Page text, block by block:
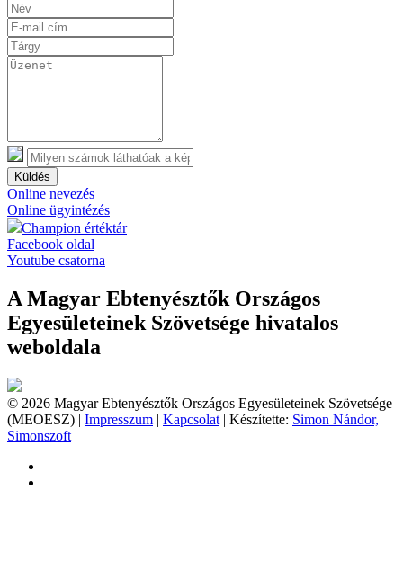
Küldés
Online nevezés
Online ügyintézés
Champion értéktár
Facebook oldal
Youtube csatorna
A Magyar Ebtenyésztők Országos
Egyesületeinek Szövetsége hivatalos
weboldala
© 2026 Magyar Ebtenyésztők Országos Egyesületeinek Szövetsége
(MEOESZ) | Impresszum | Kapcsolat | Készítette: Simon Nándor,
Simonszoft